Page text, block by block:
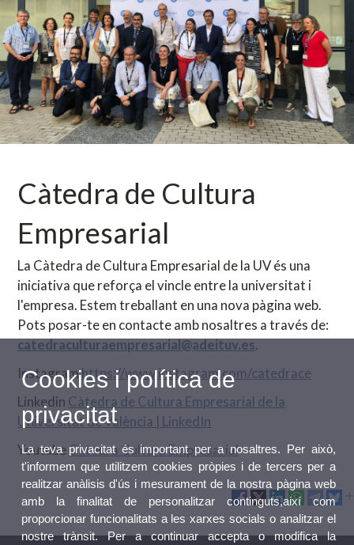
Càtedra de Cultura
Empresarial
La Càtedra de Cultura Empresarial de la UV és una
iniciativa que reforça el vincle entre la universitat i
l'empresa. Estem treballant en una nova pàgina web.
Pots posar-te en contacte amb nosaltres a través de:
catedraculturaempresarial@adeituv.es.
Instagramhttps://www.instagram.com/catedrace
Linkedin Càtedra de Cultura Empresarial de la
Universitat de València | LinkedIn
Youtube Càtedra Cultura Empresarial
Cookies i política de
privacitat
La teva privacitat és important per a nosaltres. Per això,
t'informem que utilitzem cookies pròpies i de tercers per a
realitzar anàlisis d'ús i mesurament de la nostra pàgina web
amb la finalitat de personalitzar continguts,així com
proporcionar funcionalitats a les xarxes socials o analitzar el
nostre trànsit. Per a continuar accepta o modifica la